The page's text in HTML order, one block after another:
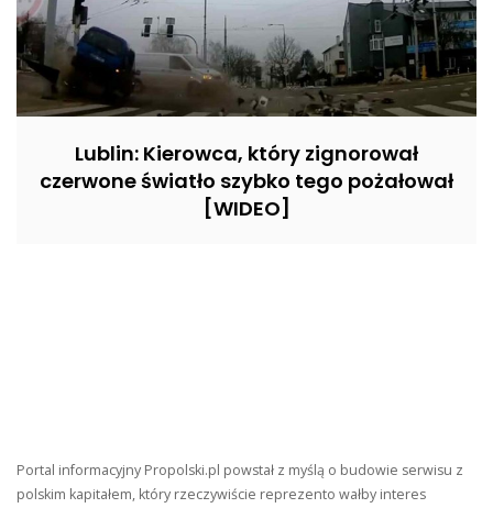
Lublin: Kierowca, który zignorował
czerwone światło szybko tego pożałował
[WIDEO]
Portal informacyjny Propolski.pl powstał z myślą o budowie serwisu z
polskim kapitałem, który rzeczywiście reprezento wałby interes